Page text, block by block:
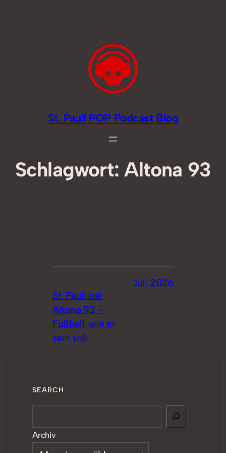
St. Pauli POP Podcast Blog
Schlagwort:Altona 93
St. Pauli bei
Altona 93 –
Fußball, wie er
sein soll
Juli 2026
SEARCH
Archiv